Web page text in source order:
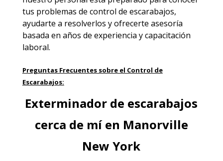
tus problemas de control de escarabajos,
ayudarte a resolverlos y ofrecerte asesoría
basada en años de experiencia y capacitación
laboral.
Preguntas Frecuentes sobre el Control de
Escarabajos:
Exterminador de escarabajos
cerca de mí en Manorville
New York